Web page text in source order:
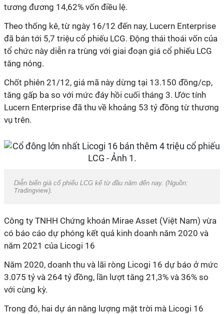
tương đương 14,62% vốn điều lệ.
Theo thống kê, từ ngày 16/12 đến nay, Lucern Enterprise
đã bán tới 5,7 triệu cổ phiếu LCG. Động thái thoái vốn của
tổ chức này diễn ra trùng với giai đoạn giá cổ phiếu LCG
tăng nóng.
Chốt phiên 21/12, giá mã này dừng tại 13.150 đồng/cp,
tăng gấp ba so với mức đáy hồi cuối tháng 3. Ước tính
Lucern Enterprise đã thu về khoảng 53 tỷ đồng từ thương
vụ trên.
Diễn biến giá cổ phiếu LCG kể từ đầu năm đến nay. (Nguồn:
Tradingview).
Công ty TNHH Chứng khoán Mirae Asset (Việt Nam) vừa
có báo cáo dự phóng kết quả kinh doanh năm 2020 và
năm 2021 của Licogi 16
Năm 2020, doanh thu và lãi ròng Licogi 16 dự báo ở mức
3.075 tỷ và 264 tỷ đồng, lần lượt tăng 21,3% và 36% so
với cùng kỳ.
Trong đó, hai dự án năng lượng mặt trời mà Licogi 16